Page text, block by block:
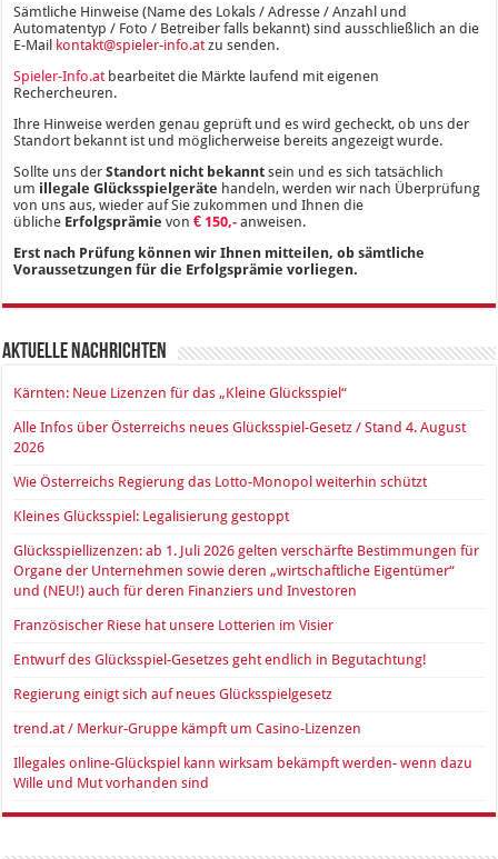
Sämtliche Hinweise (Name des Lokals / Adresse / Anzahl und
Automatentyp / Foto / Betreiber falls bekannt) sind ausschließlich an die
E-Mail kontakt@spieler-info.at zu senden.
Spieler-Info.at bearbeitet die Märkte laufend mit eigenen
Rechercheuren.
Ihre Hinweise werden genau geprüft und es wird gecheckt, ob uns der
Standort bekannt ist und möglicherweise bereits angezeigt wurde.
Sollte uns derStandort nicht bekanntsein und es sich tatsächlich
um illegale Glücksspielgeräte handeln, werden wir nach Überprüfung
von uns aus, wieder auf Sie zukommen und Ihnen die
übliche Erfolgsprämievon € 150,- anweisen.
Erst nach Prüfung können wir Ihnen mitteilen, ob sämtliche
Voraussetzungen für die Erfolgsprämie vorliegen.
Aktuelle Nachrichten
Kärnten: Neue Lizenzen für das „Kleine Glücksspiel“
Alle Infos über Österreichs neues Glücksspiel-Gesetz / Stand 4. August
2026
Wie Österreichs Regierung das Lotto-Monopol weiterhin schützt
Kleines Glücksspiel: Legalisierung gestoppt
Glücksspiellizenzen: ab 1. Juli 2026 gelten verschärfte Bestimmungen für
Organe der Unternehmen sowie deren „wirtschaftliche Eigentümer“
und (NEU!) auch für deren Finanziers und Investoren
Französischer Riese hat unsere Lotterien im Visier
Entwurf des Glücksspiel-Gesetzes geht endlich in Begutachtung!
Regierung einigt sich auf neues Glücksspielgesetz
trend.at / Merkur-Gruppe kämpft um Casino-Lizenzen
Illegales online-Glückspiel kann wirksam bekämpft werden- wenn dazu
Wille und Mut vorhanden sind